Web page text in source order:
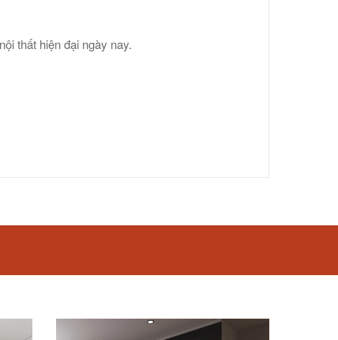
thất hiện đại ngày nay.